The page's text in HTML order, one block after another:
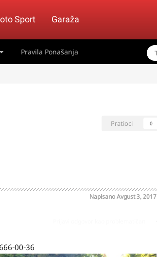
Sport Garaža
Pravila Ponašanja
Pratioci 0
NapisanoAvgust 3, 2017
00-36